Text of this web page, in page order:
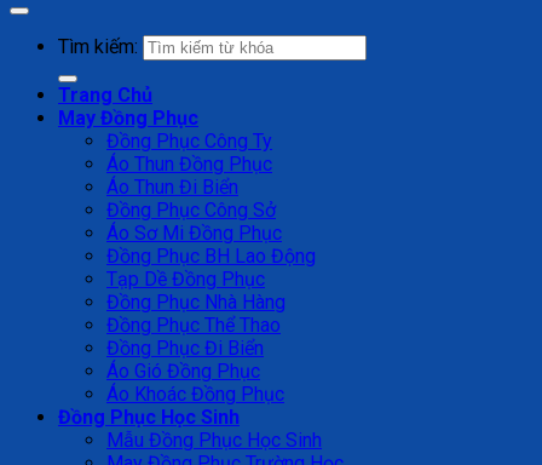
Tìm kiếm:
Trang Chủ
May Đồng Phục
Đồng Phục Công Ty
Áo Thun Đồng Phục
Áo Thun Đi Biển
Đồng Phục Công Sở
Áo Sơ Mi Đồng Phục
Đồng Phục BH Lao Động
Tạp Dề Đồng Phục
Đồng Phục Nhà Hàng
Đồng Phục Thể Thao
Đồng Phục Đi Biển
Áo Gió Đồng Phục
Áo Khoác Đồng Phục
Đồng Phục Học Sinh
Mẫu Đồng Phục Học Sinh